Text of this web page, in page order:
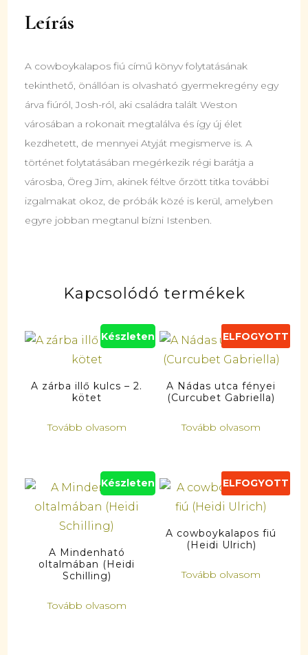
Leírás
A cowboykalapos fiú című könyv folytatásának
tekinthető, önállóan is olvasható gyermekregény egy
árva fiúról, Josh-ról, aki családra talált Weston
városában a rokonait megtalálva és így új élet
kezdhetett, de mennyei Atyját megismerve is. A
történet folytatásában megérkezik régi barátja a
városba, Öreg Jim, akinek féltve őrzött titka további
izgalmakat okoz, de próbák közé is kerül, amelyben
egyre jobban megtanul bízni Istenben.
Kapcsolódó termékek
Készleten
A zárba illő kulcs – 2.
kötet
Tovább olvasom
ELFOGYOTT
A Nádas utca fényei
(Curcubet Gabriella)
Tovább olvasom
Készleten
A Mindenható
oltalmában (Heidi
Schilling)
Tovább olvasom
ELFOGYOTT
A cowboykalapos fiú
(Heidi Ulrich)
Tovább olvasom